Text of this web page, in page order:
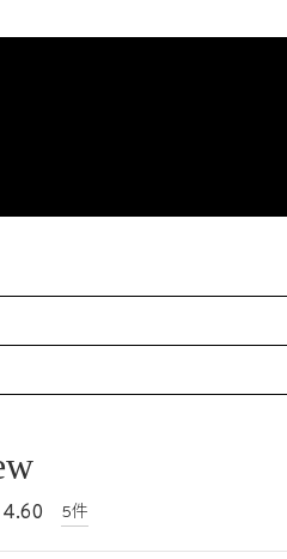
4.60 5